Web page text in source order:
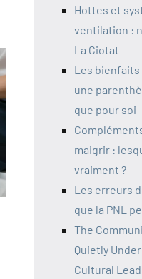
Hottes et
ventilation :
La Ciotat
Les
une
que pour soi
maigrir :
vraiment ?
Les erreurs
que la PNL
The
Quietly
Cultural